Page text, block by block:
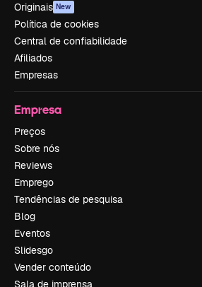
Originais New
Política de cookies
Central de confiabilidade
Afiliados
Empresas
Empresa
Preços
Sobre nós
Reviews
Emprego
Tendências de pesquisa
Blog
Eventos
Slidesgo
Vender conteúdo
Sala de imprensa